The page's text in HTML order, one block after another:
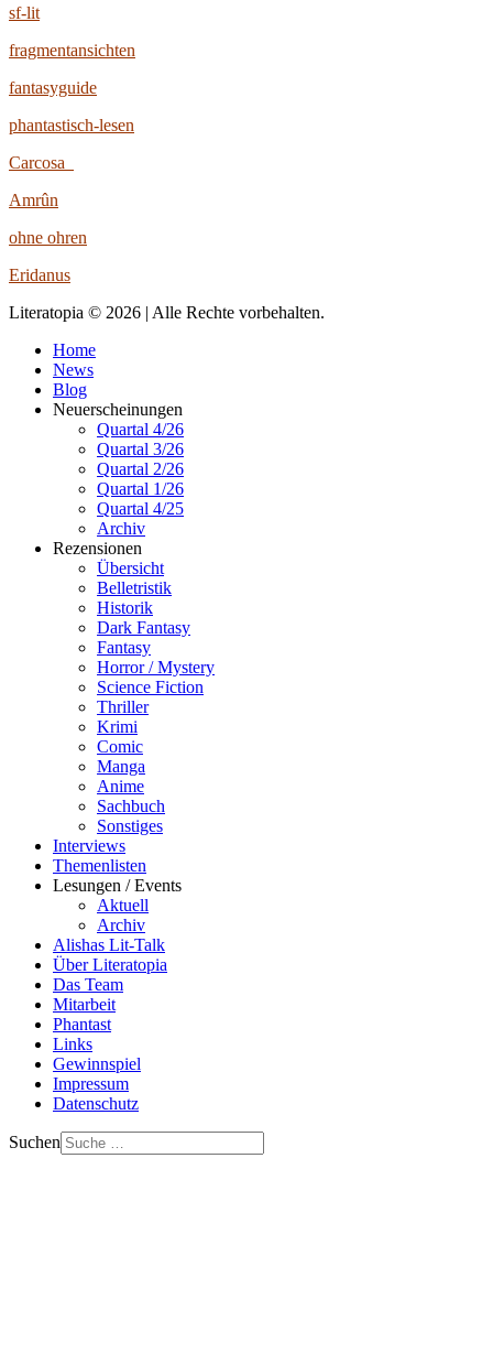
sf-lit
fragmentansichten
fantasyguide
phantastisch-lesen
Carcosa
Amrûn
ohne ohren
Eridanus
Literatopia © 2026 | Alle Rechte vorbehalten.
Home
News
Blog
Neuerscheinungen
Quartal 4/26
Quartal 3/26
Quartal 2/26
Quartal 1/26
Quartal 4/25
Archiv
Rezensionen
Übersicht
Belletristik
Historik
Dark Fantasy
Fantasy
Horror / Mystery
Science Fiction
Thriller
Krimi
Comic
Manga
Anime
Sachbuch
Sonstiges
Interviews
Themenlisten
Lesungen / Events
Aktuell
Archiv
Alishas Lit-Talk
Über Literatopia
Das Team
Mitarbeit
Phantast
Links
Gewinnspiel
Impressum
Datenschutz
Suchen